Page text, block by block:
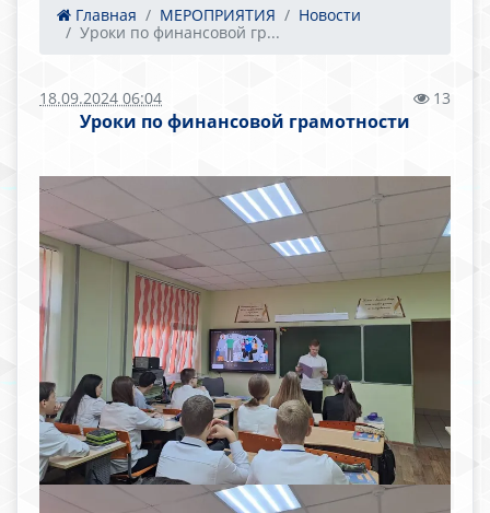
Главная МЕРОПРИЯТИЯ
Новости
Уроки по финансовой гр...
18.09.2024 06:04 13
Уроки по финансовой грамотности